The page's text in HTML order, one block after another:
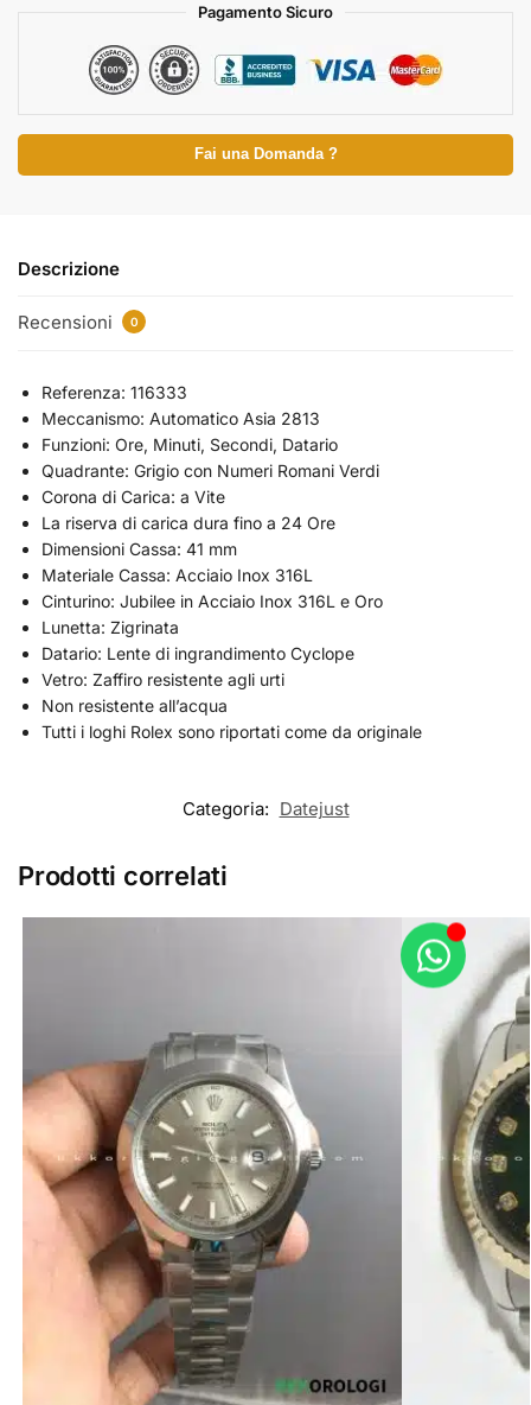
Pagamento Sicuro
Fai una Domanda ?
Descrizione
Recensioni 0
Referenza: 116333
Meccanismo: Automatico Asia 2813
Funzioni: Ore, Minuti, Secondi, Datario
Quadrante: Grigio con Numeri Romani Verdi
Corona di Carica: a Vite
La riserva di carica dura fino a 24 Ore
Dimensioni Cassa: 41 mm
Materiale Cassa: Acciaio Inox 316L
Cinturino: Jubilee in Acciaio Inox 316L e Oro
Lunetta: Zigrinata
Datario: Lente di ingrandimento Cyclope
Vetro: Zaffiro resistente agli urti
Non resistente all’acqua
Tutti i loghi Rolex sono riportati come da originale
Categoria: Datejust
Prodotti correlati